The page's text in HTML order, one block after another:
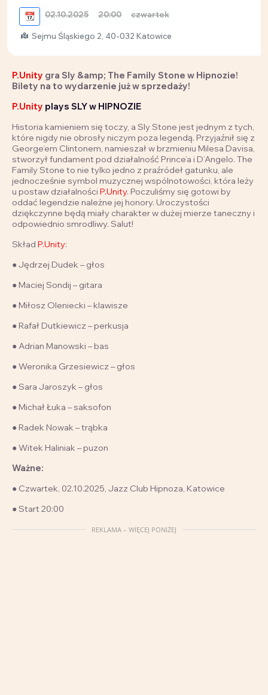
📆 02.10.2025 20:00 czwartek
Sejmu Śląskiego 2, 40-032 Katowice
P.Unity gra Sly &amp; The Family Stone w Hipnozie!
Bilety na to wydarzenie już w sprzedaży!
P.Unity plays SLY w HIPNOZIE
Historia kamieniem się toczy, a Sly Stone jest jednym z tych,
które nigdy nie obrosły niczym poza legendą. Przyjaźnił się z
George’em Clintonem, namieszał w brzmieniu Milesa Davisa,
stworzył fundament pod działalność Prince’a i D’Angelo. The
Family Stone to nie tylko jedno z praźródeł gatunku, ale
jednocześnie symbol muzycznej wspólnotowości, która leży
u postaw działalności P.Unity. Poczuliśmy się gotowi by
oddać legendzie należne jej honory. Uroczystości
dziękczynne będą miały charakter w dużej mierze taneczny i
odpowiednio smrodliwy. Salut!
Skład P.Unity:
● Jędrzej Dudek – głos
● Maciej Sondij – gitara
● Miłosz Oleniecki – klawisze
● Rafał Dutkiewicz – perkusja
● Adrian Manowski – bas
● Weronika Grzesiewicz – głos
● Sara Jaroszyk – głos
● Michał Łuka – saksofon
● Radek Nowak – trąbka
● Witek Haliniak – puzon
Ważne:
● Czwartek, 02.10.2025, Jazz Club Hipnoza, Katowice
● Start 20:00
REKLAMA – WIĘCEJ PONIŻEJ